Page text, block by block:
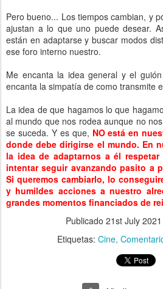
Pero bueno... Los tiempos cambian, y
ajustan a lo que uno puede desear.
están en adaptarse y buscar modos
ese foro interno nuestro.
Me encanta la idea general y el
encanta la simpatía de como transmite
La idea de que hagamos lo que
al mundo que nos rodea aunque no
se suceda. Y es que, NO está en
donde debe dirigirse el mundo. En
la idea de adaptarnos a él
intentar seguir avanzando pasito a
Si queremos cambiarlo, lo
y humildes acciones a nuestro
grandes momentos financiados de
Publicado 21st July 2021
Etiquetas: Cine